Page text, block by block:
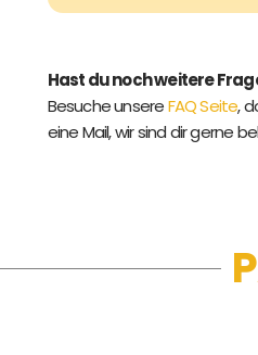
Hast du noch weitere
Besuche unsereFAQ Seite,
eine Mail, wir sind dir gerne